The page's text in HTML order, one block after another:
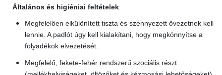
Általános és higiéniai feltételek:
Megfelelően elkülönített tiszta és szennyezett övezetnek kell
lennie. A padlót úgy kell kialakítani, hogy megkönnyítse a
folyadékok elvezetését.
Megfelelő, fekete-fehér rendszerű szociális részt